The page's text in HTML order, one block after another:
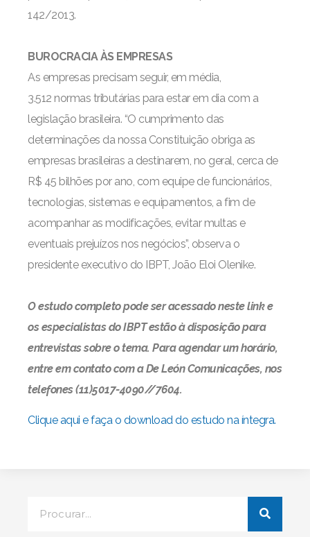
142/2013.
BUROCRACIA ÀS EMPRESAS
As empresas precisam seguir, em média,
3.512 normas tributárias para estar em dia com a
legislação brasileira. “O cumprimento das
determinações da nossa Constituição obriga as
empresas brasileiras a destinarem, no geral, cerca de
R$ 45 bilhões por ano, com equipe de funcionários,
tecnologias, sistemas e equipamentos, a fim de
acompanhar as modificações, evitar multas e
eventuais prejuízos nos negócios”, observa o
presidente executivo do IBPT, João Eloi Olenike.
O estudo completo pode ser acessado neste link e
os especialistas do IBPT estão à disposição para
entrevistas sobre o tema. Para agendar um horário,
entre em contato com a De León Comunicações, nos
telefones (11)5017-4090//7604.
Clique aqui e faça o download do estudo na íntegra.